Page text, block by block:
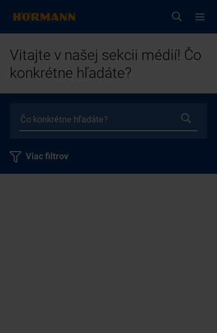
Vitajte v našej sekcii médií! Čo
konkrétne hľadáte?
Viac filtrov